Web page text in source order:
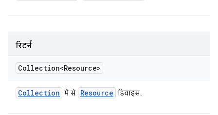
रिटर्न
Collection<Resource>
Collection में से Resource डिवाइस.